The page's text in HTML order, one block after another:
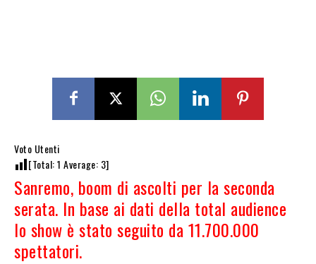
Voto Utenti
[Total:1 Average: 3]
Sanremo, boom di ascolti per la seconda
serata. In base ai dati della total audience
lo show è stato seguito da 11.700.000
spettatori.